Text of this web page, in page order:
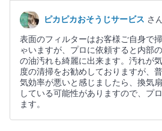
ピカピカおそうじサービス さ
表面のフィルターはお客様ご自身で
ゃいますが、プロに依頼すると内部
の油汚れも綺麗に出来ます。汚れが
度の清掃をお勧めしておりますが、
気効率が悪いと感じましたら、換気
している可能性がありますので、プ
ます。